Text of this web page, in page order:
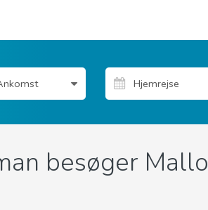
besøger